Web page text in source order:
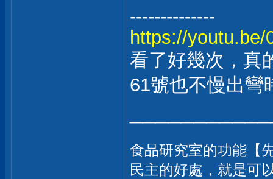
--------------
https://youtu.be/
看了好幾次，真
61號也不慢出彎
食品研究室的功能【
民主的好處，就是可